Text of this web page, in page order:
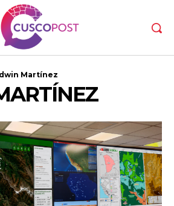
Martínez